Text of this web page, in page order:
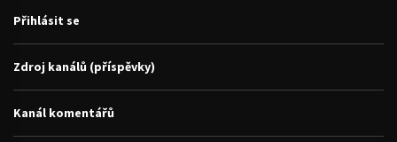
Přihlásit se
Zdroj kanálů (příspěvky)
Kanál komentářů